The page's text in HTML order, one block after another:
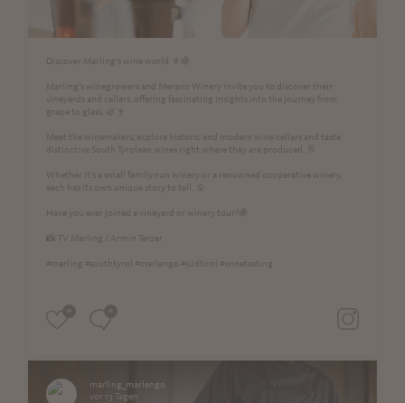
Discover Marling’s wine world 🍷🍇
Marling’s winegrowers and Merano Winery invite you to discover their
vineyards and cellars, offering fascinating insights into the journey from
grape to glass. 🌿🍷
Meet the winemakers, explore historic and modern wine cellars and taste
distinctive South Tyrolean wines right where they are produced. 🥂
Whether it's a small family-run winery or a renowned cooperative winery,
each has its own unique story to tell. ☺️
Have you ever joined a vineyard or winery tour?🍇
📸 TV Marling / Armin Terzer
#marling #southtyrol #marlengo #südtirol #winetasting
marling_marlengo
vor 13 Tagen